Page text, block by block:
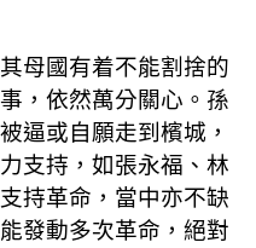
母國有着不能割捨的
，依然萬分關心。孫
逼或自願走到檳城，
支持，如張永福、林
持革命，當中亦不缺
發動多次革命，絕對